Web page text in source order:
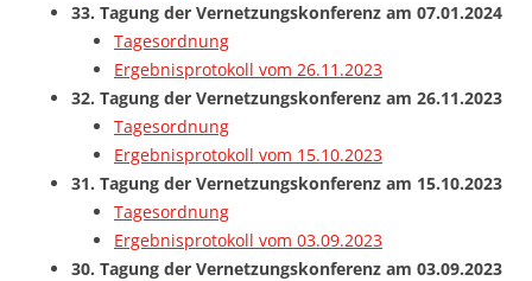
33. Tagung der Vernetzungskonferenz am 07.01.2024
Tagesordnung
Ergebnisprotokoll vom 26.11.2023
32. Tagung der Vernetzungskonferenz am 26.11.2023
Tagesordnung
Ergebnisprotokoll vom 15.10.2023
31. Tagung der Vernetzungskonferenz am 15.10.2023
Tagesordnung
Ergebnisprotokoll vom 03.09.2023
30. Tagung der Vernetzungskonferenz am 03.09.2023